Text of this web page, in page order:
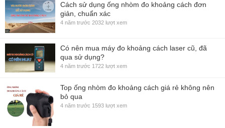
Cách sử dụng ống nhòm đo khoảng cách đơn
giản, chuẩn xác
4 năm trước 2032 lượt xem
Có nên mua máy đo khoảng cách laser cũ, đã
qua sử dụng?
4 năm trước 1722 lượt xem
Top ống nhòm đo khoảng cách giá rẻ không nên
bỏ qua
4 năm trước 1593 lượt xem